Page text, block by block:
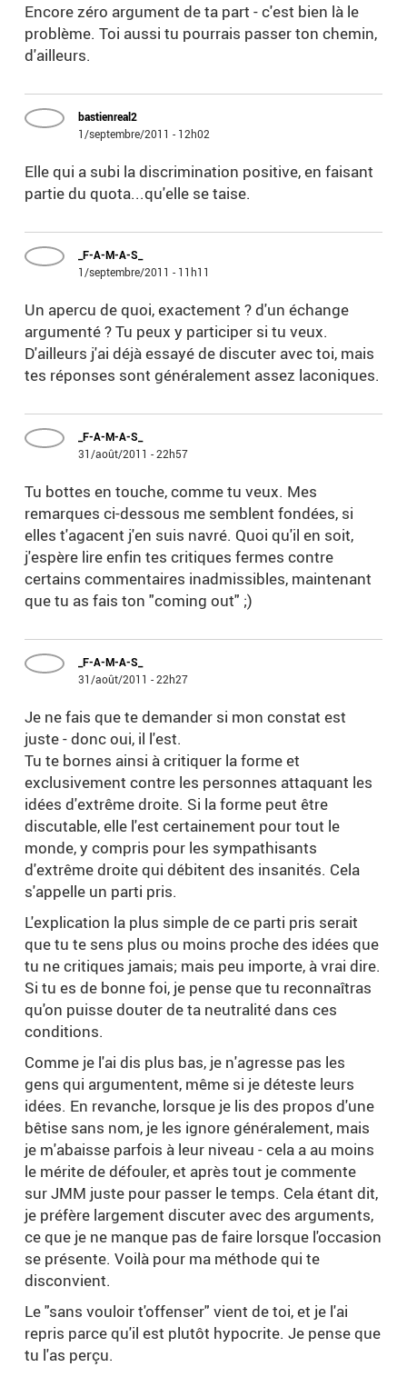
Encore zéro argument de ta part - c'est bien là le
problème. Toi aussi tu pourrais passer ton chemin,
d'ailleurs.
bastienreal2
1/septembre/2011 - 12h02
Elle qui a subi la discrimination positive, en faisant
partie du quota...qu'elle se taise.
_F-A-M-A-S_
1/septembre/2011 - 11h11
Un apercu de quoi, exactement ? d'un échange
argumenté ? Tu peux y participer si tu veux.
D'ailleurs j'ai déjà essayé de discuter avec toi, mais
tes réponses sont généralement assez laconiques.
_F-A-M-A-S_
31/août/2011 - 22h57
Tu bottes en touche, comme tu veux. Mes
remarques ci-dessous me semblent fondées, si
elles t'agacent j'en suis navré. Quoi qu'il en soit,
j'espère lire enfin tes critiques fermes contre
certains commentaires inadmissibles, maintenant
que tu as fais ton "coming out" ;)
_F-A-M-A-S_
31/août/2011 - 22h27
Je ne fais que te demander si mon constat est
juste - donc oui, il l'est.
Tu te bornes ainsi à critiquer la forme et
exclusivement contre les personnes attaquant les
idées d'extrême droite. Si la forme peut être
discutable, elle l'est certainement pour tout le
monde, y compris pour les sympathisants
d'extrême droite qui débitent des insanités. Cela
s'appelle un parti pris.
L'explication la plus simple de ce parti pris serait
que tu te sens plus ou moins proche des idées que
tu ne critiques jamais; mais peu importe, à vrai dire.
Si tu es de bonne foi, je pense que tu reconnaîtras
qu'on puisse douter de ta neutralité dans ces
conditions.
Comme je l'ai dis plus bas, je n'agresse pas les
gens qui argumentent, même si je déteste leurs
idées. En revanche, lorsque je lis des propos d'une
bêtise sans nom, je les ignore généralement, mais
je m'abaisse parfois à leur niveau - cela a au moins
le mérite de défouler, et après tout je commente
sur JMM juste pour passer le temps. Cela étant dit,
je préfère largement discuter avec des arguments,
ce que je ne manque pas de faire lorsque l'occasion
se présente. Voilà pour ma méthode qui te
disconvient.
Le "sans vouloir t'offenser" vient de toi, et je l'ai
repris parce qu'il est plutôt hypocrite. Je pense que
tu l'as perçu.